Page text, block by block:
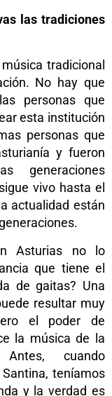
las tradiciones
tradicional
No hay que
personas que
esta institución
personas que
y fueron
generaciones
vivo hasta el
actualidad están
Asturias no lo
que tiene el
de gaitas? Una
resultar muy
el poder de
la música de la
cuando
teníamos
y la verdad es